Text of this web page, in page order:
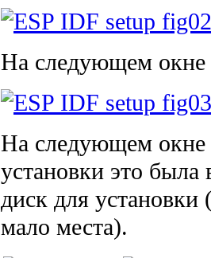
На следующем окне
На следующем окне
установки это
диск для
мало места).